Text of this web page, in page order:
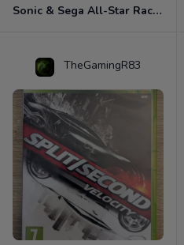
Sonic & Sega All-Star Racing - Transformed Xbox 360
TheGamingR83